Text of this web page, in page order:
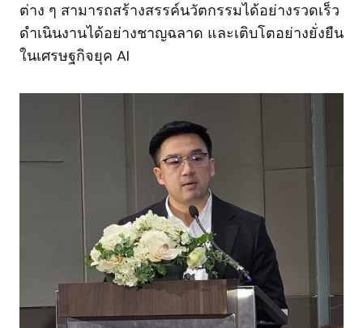
ต่าง ๆ สามารถสร้างสรรค์นวัตกรรมได้อย่างรวดเร็ว
ดำเนินงานได้อย่างชาญฉลาด และเติบโตอย่างยั่งยืน
ในเศรษฐกิจยุค AI